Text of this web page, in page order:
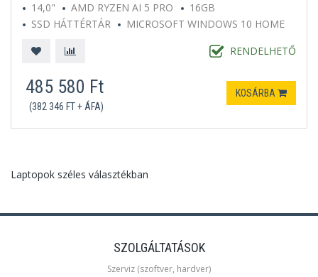
14,0"
AMD RYZEN AI 5 PRO
16GB
SSD HÁTTÉRTÁR
MICROSOFT WINDOWS 10 HOME
RENDELHETŐ
485 580 Ft
(382 346 FT + ÁFA)
KOSÁRBA
Laptopok széles választékban
SZOLGÁLTATÁSOK
Szerviz (szoftver, hardver)